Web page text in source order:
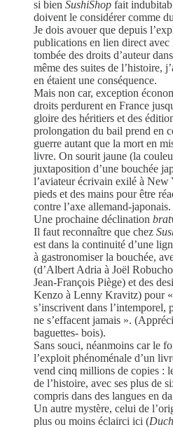
si bien SushiShop fait
doivent le considérer comme du
Je dois avouer que depuis
publications en lien direct
tombée des droits d’auteur
même des suites de l’histoire,
en étaient une conséquence.
Mais non car, exception
droits perdurent en France
gloire des héritiers et des
prolongation du bail prend en
guerre autant que la mort en
livre. On sourit jaune (la
juxtaposition d’une bouchée
l’aviateur écrivain exilé à New
pieds et des mains pour être
contre l’axe allemand-japonais.
Une prochaine déclination
Il faut reconnaître que chez
est dans la continuité d’une
à gastronomiser la bouchée,
(d’Albert Adria à Joël
Jean-François Piège) et des
Kenzo à Lenny Kravitz) pour
s’inscrivent dans l’intemporel,
ne s’effacent jamais ».
baguettes- bois).
Sans souci, néanmoins car le
l’exploit phénoménale d’un
vend cinq millions de copies :
de l’histoire, avec ses plus de
compris dans des langues en
Un autre mystère, celui de
plus ou moins éclairci ici (